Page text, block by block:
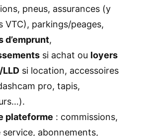
pneus, assurances (y
VTC), parkings/peages,
d’emprunt,
si achat ou loyers
LLD si location, accessoires
pro, tapis,
plateforme : commissions,
service, abonnements,